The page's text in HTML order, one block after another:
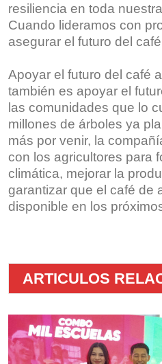
resiliencia en toda
Cuando lideramos con
asegurar el futuro del
Apoyar el futuro del café
también es apoyar el
las comunidades que lo
millones de árboles ya
más por venir, la
con los agricultores para
climática, mejorar la
garantizar que el café de
disponible en los
ARTICULOS